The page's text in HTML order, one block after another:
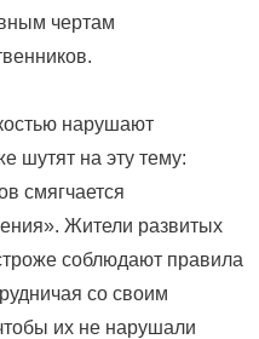
чертам
нарушают
шутят на эту тему:
смягчается
Жители развитых
соблюдают правила
со своим
их не нарушали